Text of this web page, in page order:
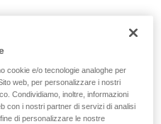
ione garantisce elevate
SWIFT RL e SWIFT RL
cookie e/o tecnologie analoghe per
web, per personalizzare i nostri
Condividiamo, inoltre, informazioni
con i nostri partner di servizi di analisi
di personalizzare le nostre